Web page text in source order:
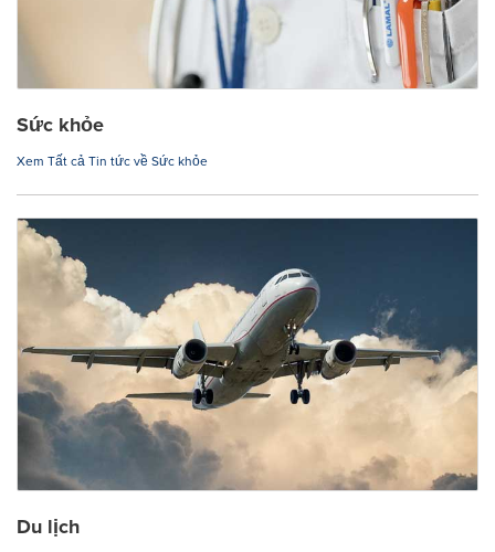
Sức khỏe
Xem Tất cả Tin tức về Sức khỏe
Du lịch